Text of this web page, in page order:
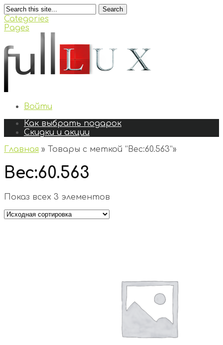
Search
Categories
Pages
Войти
Как выбрать подарок
Скидки и акции
Главная » Товары с меткой “Вес:60.563”»
Вес:60.563
Показ всех 3 элементов